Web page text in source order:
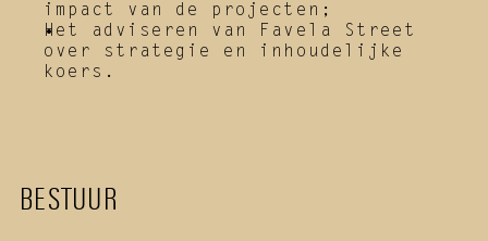
impact van de projecten;
Het adviseren van Favela Street
over strategie en inhoudelijke
koers.
BESTUUR